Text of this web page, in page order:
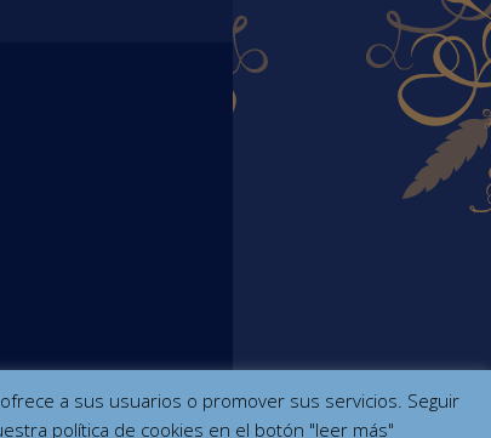
a sus usuarios o promover sus servicios. Seguir
política de cookies en el botón "leer más"